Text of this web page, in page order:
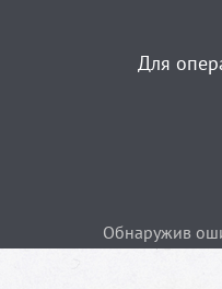
Для
Обнаружив